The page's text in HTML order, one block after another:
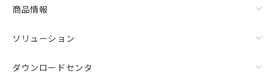
商品情報
ソリューション
ダウンロードセンタ